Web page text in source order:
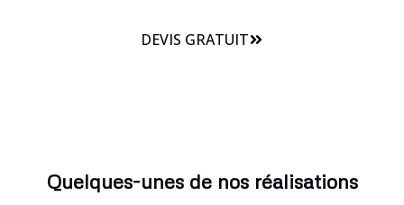
DEVIS GRATUIT
Quelques-unes de nos réalisations